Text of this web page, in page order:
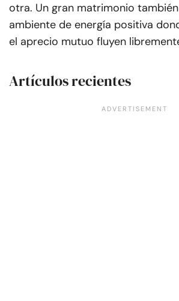
otra. Un gran matrimonio
ambiente de energía positiva
el aprecio mutuo fluyen
Artículos recientes